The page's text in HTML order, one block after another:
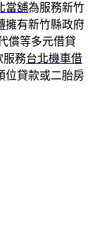
當舖為服務新竹
擁有新竹縣政府
償等多元借貸
服務台北機車借
位貸款或二胎房